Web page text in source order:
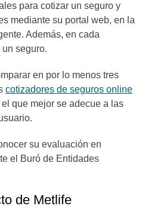
para cotizar un seguro y
mediante su portal web, en la
Además, en cada
seguro.
en por lo menos tres
cotizadores de seguros online
que mejor se adecue a las
su evaluación en
el Buró de Entidades
de Metlife